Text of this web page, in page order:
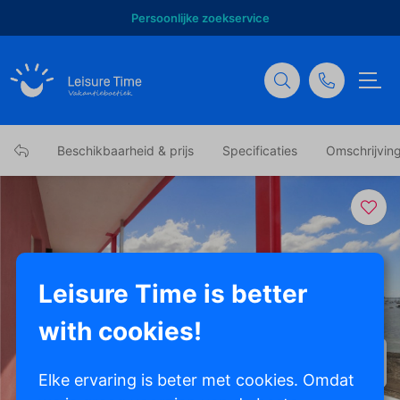
Persoonlijke zoekservice
Beschikbaarheid & prijs Specificaties
Leisure Time is better
with cookies!
Elke ervaring is beter met cookies. Omdat